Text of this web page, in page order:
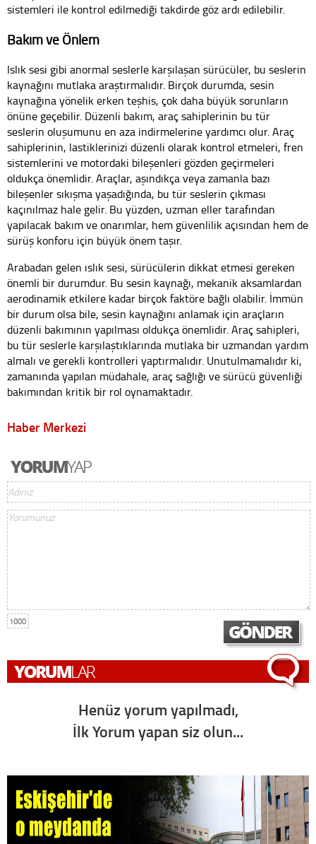
sistemleri ile kontrol edilmediği takdirde göz ardı edilebilir.
Bakım ve Önlem
Islık sesi gibi anormal seslerle karşılaşan sürücüler, bu seslerin
kaynağını mutlaka araştırmalıdır. Birçok durumda, sesin
kaynağına yönelik erken teşhis, çok daha büyük sorunların
önüne geçebilir. Düzenli bakım, araç sahiplerinin bu tür
seslerin oluşumunu en aza indirmelerine yardımcı olur. Araç
sahiplerinin, lastiklerinizi düzenli olarak kontrol etmeleri, fren
sistemlerini ve motordaki bileşenleri gözden geçirmeleri
oldukça önemlidir. Araçlar, aşındıkça veya zamanla bazı
bileşenler sıkışma yaşadığında, bu tür seslerin çıkması
kaçınılmaz hale gelir. Bu yüzden, uzman eller tarafından
yapılacak bakım ve onarımlar, hem güvenlilik açısından hem de
sürüş konforu için büyük önem taşır.
Arabadan gelen ıslık sesi, sürücülerin dikkat etmesi gereken
önemli bir durumdur. Bu sesin kaynağı, mekanik aksamlardan
aerodinamik etkilere kadar birçok faktöre bağlı olabilir. İmmün
bir durum olsa bile, sesin kaynağını anlamak için araçların
düzenli bakımının yapılması oldukça önemlidir. Araç sahipleri,
bu tür seslerle karşılaştıklarında mutlaka bir uzmandan yardım
almalı ve gerekli kontrolleri yaptırmalıdır. Unutulmamalıdır ki,
zamanında yapılan müdahale, araç sağlığı ve sürücü güvenliği
bakımından kritik bir rol oynamaktadır.
Haber Merkezi
1000
Henüz yorum yapılmadı,
İlk Yorum yapan siz olun...